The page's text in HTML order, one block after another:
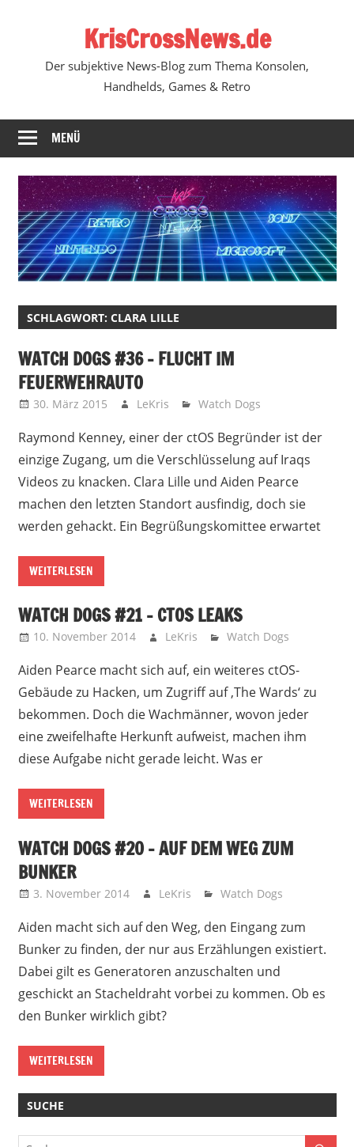
KrisCrossNews.de
Der subjektive News-Blog zum Thema Konsolen,
Handhelds, Games & Retro
MENÜ
SCHLAGWORT: CLARA LILLE
WATCH DOGS #36 – FLUCHT IM
FEUERWEHRAUTO
30. März 2015 LeKris Watch Dogs
Raymond Kenney, einer der ctOS Begründer ist der
einzige Zugang, um die Verschlüsselung auf Iraqs
Videos zu knacken. Clara Lille und Aiden Pearce
machen den letzten Standort ausfindig, doch sie
werden gehackt. Ein Begrüßungskomittee erwartet
WEITERLESEN
WATCH DOGS #21 – CTOS LEAKS
10. November 2014 LeKris Watch Dogs
Aiden Pearce macht sich auf, ein weiteres ctOS-
Gebäude zu Hacken, um Zugriff auf ‚The Wards‘ zu
bekommen. Doch die Wachmänner, wovon jeder
eine zweifelhafte Herkunft aufweist, machen ihm
diese Aufgabe nicht gerade leicht. Was er
WEITERLESEN
WATCH DOGS #20 – AUF DEM WEG ZUM
BUNKER
3. November 2014 LeKris Watch Dogs
Aiden macht sich auf den Weg, den Eingang zum
Bunker zu finden, der nur aus Erzählungen existiert.
Dabei gilt es Generatoren anzuschalten und
geschickt an Stacheldraht vorbei zu kommen. Ob es
den Bunker wirklich gibt?
WEITERLESEN
SUCHE